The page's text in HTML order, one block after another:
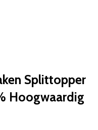
Splittopper
Hoogwaardig